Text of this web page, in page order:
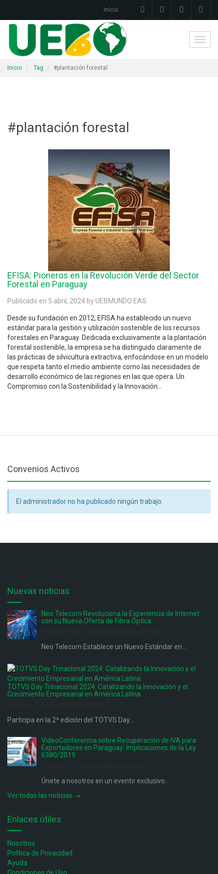
Inicio
Inicio Tag #plantación forestal
#plantación forestal
EFISA: Pioneros en la Revolución Verde del Sector
Forestal en Paraguay
Publicado en 5 abril, 2024 by UEBMUNDO EAS
Desde su fundación en 2012, EFISA ha establecido un nuevo
estándar para la gestión y utilización sostenible de los recursos
forestales en Paraguay. Dedicada exclusivamente a la plantación
forestal sostenible, la empresa se ha distinguido claramente de
las prácticas de silvicultura extractiva, enfocándose en un modelo
que respeta tanto el medio ambiente como las necesidades de
desarrollo económico de las regiones en las que opera. Un
Compromiso con la Sostenibilidad y la Innovación...
Convenios Activos
El administrador no ha publicado ningún trabajo.
Nuevas noticias
Neo Telecom Revoluciona la Experiencia de Internet
con su Nueva Oferta de Fibra Óptica
Neo Telecom Establece un Nuevo Estándar en...
TOTVS Day Trinacional 2024: Catalizando la Innovación y el
Crecimiento Empresarial en América Latina
Participa en la 2ª edición del TOTVS Day...
VideoConferencia sobre Recuperación de IVA para
Exportadores en Paraguay: Implicaciones de la Ley
6380/2019
Únete a nosotros en un evento exclusivo...
Ver todas las noticias →
Enlaces útiles
Nosotros
Política de Privacidad
Ayuda